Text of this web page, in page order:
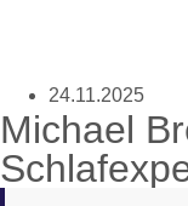
24.11.2025
Michael